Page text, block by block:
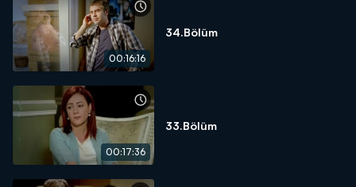
00:16:16
34.Bölüm
00:17:36
33.Bölüm